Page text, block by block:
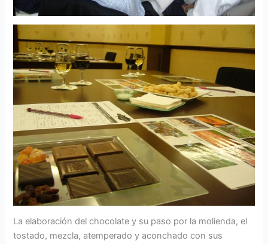
La elaboración del chocolate y su paso por la molienda, el
tostado, mezcla, atemperado y aconchado con sus